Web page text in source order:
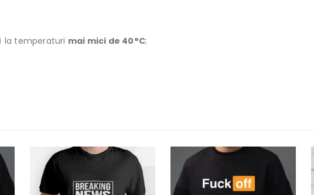
la temperaturi mai mici de 40°C;